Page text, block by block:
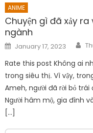
ANIME
Chuyện gì đã xảy
ngành
Posted
on
January 17, 2023
Rate this post Không ai
trong siêu thị. Vì vậy,
Ameh, người đã rời bỏ
Người hâm mộ, gia đình
[…]